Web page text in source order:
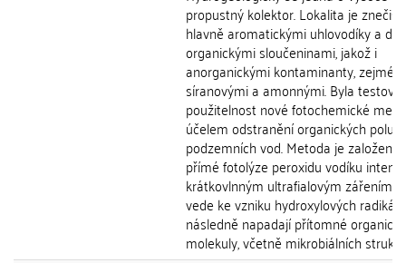
propustný kolektor. Lokalita je
hlavně aromatickými uhlovodíky a
organickými sloučeninami, jakož i
anorganickými kontaminanty,
síranovými a amonnými. Byla
použitelnost nové fotochemické
účelem odstranění organických
podzemních vod. Metoda je založena
přímé fotolýze peroxidu vodíku
krátkovlnným ultrafialovým zářením,
vede ke vzniku hydroxylových
následně napadají přítomné organické
molekuly, včetně mikrobiálních